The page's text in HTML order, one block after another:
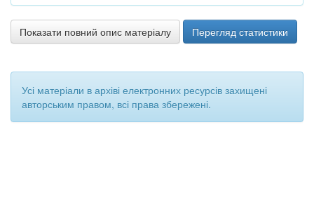
Показати повний опис матеріалу Перегляд статистики
Усі матеріали в архіві електронних ресурсів захищені
авторським правом, всі права збережені.